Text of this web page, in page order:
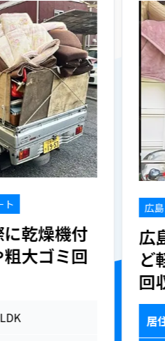
ト
乾燥機付
大ゴミ回
広
広
ど
回
居